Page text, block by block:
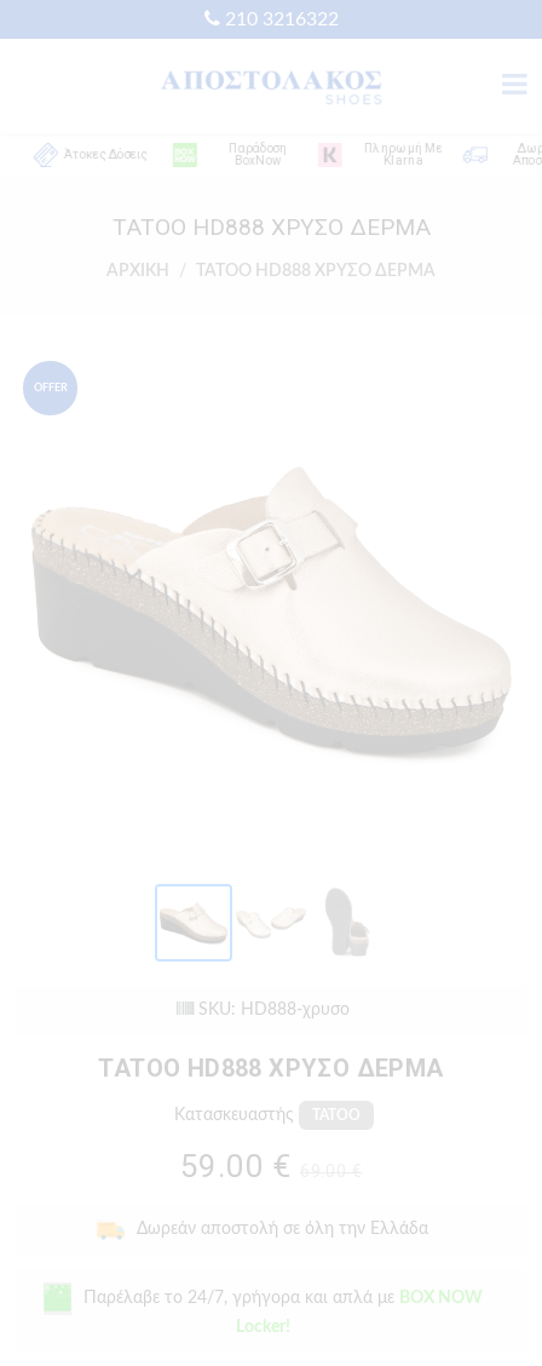
210 3216322
Άτοκες Δόσεις
Παράδοση
BoxNow
Πληρωμή Με
Klarna
Δωρεάν
TATOO HD888 ΧΡΥΣΟ ΔΕΡΜΑ
ΑΡΧΙΚΗ TATOO HD888 ΧΡΥΣΟ ΔΕΡΜΑ
OFFER
SKU: HD888-χρυσο
TATOO HD888 ΧΡΥΣΟ ΔΕΡΜΑ
Κατασκευαστής
59.00 €
Δωρεάν αποστολή σε όλη την Ελλάδα
Παρέλαβε το 24/7, γρήγορα και απλά με BOX NOW
Locker!